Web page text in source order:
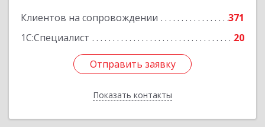
Клиентов на сопровождении
371
1С:Специалист
20
Отправить заявку
Показать контакты
Отправить заявку
Назад